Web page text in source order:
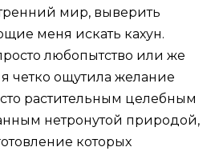
мир, выверить
меня искать кахун.
любопытство или же
четко ощутила желание
растительным целебным
нетронутой природой,
которых